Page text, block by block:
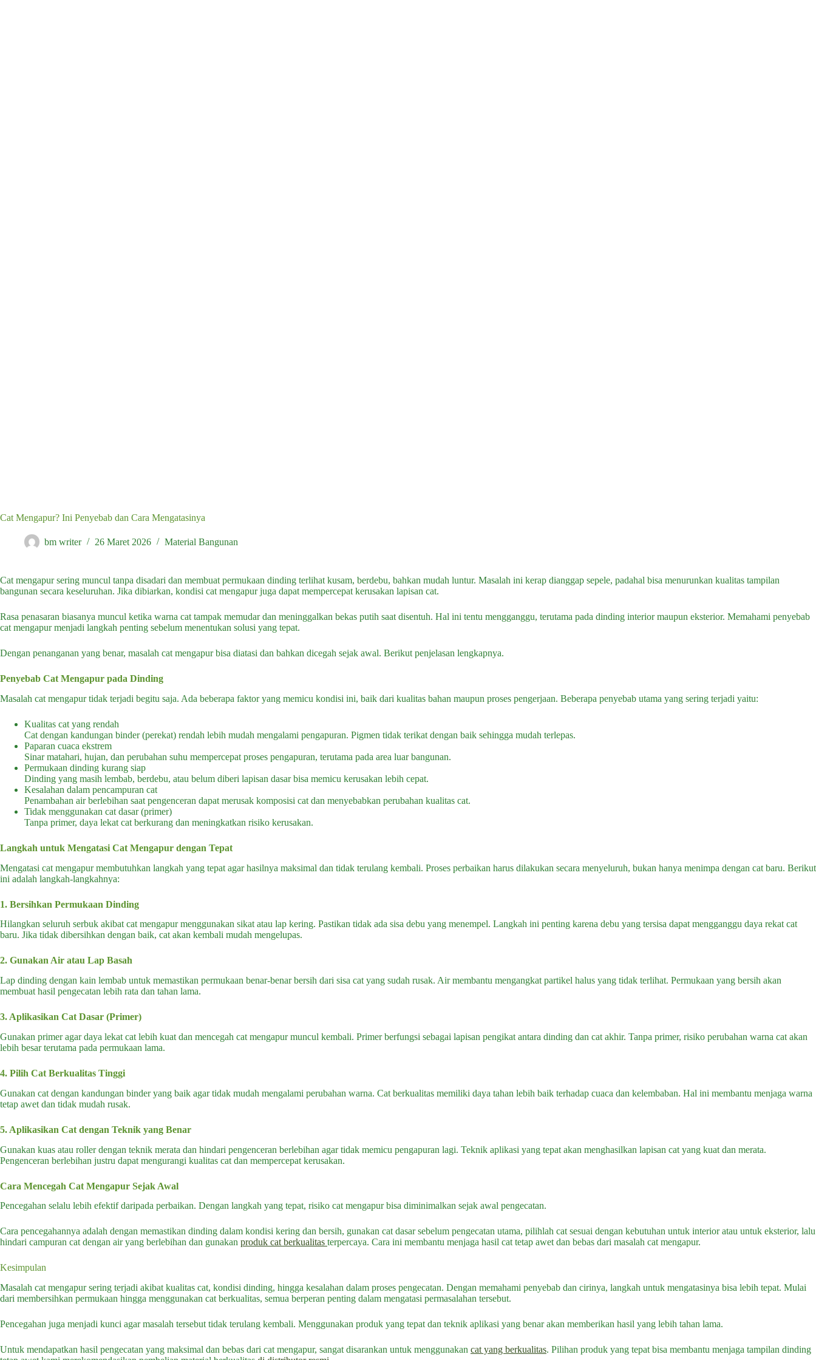
Cat Mengapur? Ini Penyebab dan Cara Mengatasinya
bm writer 26 Maret 2026 Material Bangunan
Cat mengapur sering muncul tanpa disadari dan membuat permukaan dinding terlihat kusam, berdebu, bahkan mudah luntur. Masalah ini kerap dianggap sepele, padahal bisa menurunkan kualitas tampilan
bangunan secara keseluruhan. Jika dibiarkan, kondisi cat mengapur juga dapat mempercepat kerusakan lapisan cat.
Rasa penasaran biasanya muncul ketika warna cat tampak memudar dan meninggalkan bekas putih saat disentuh. Hal ini tentu mengganggu, terutama pada dinding interior maupun eksterior. Memahami penyebab
cat mengapur menjadi langkah penting sebelum menentukan solusi yang tepat.
Dengan penanganan yang benar, masalah cat mengapur bisa diatasi dan bahkan dicegah sejak awal. Berikut penjelasan lengkapnya.
Penyebab Cat Mengapur pada Dinding
Masalah cat mengapur tidak terjadi begitu saja. Ada beberapa faktor yang memicu kondisi ini, baik dari kualitas bahan maupun proses pengerjaan. Beberapa penyebab utama yang sering terjadi yaitu:
Kualitas cat yang rendah
Cat dengan kandungan binder (perekat) rendah lebih mudah mengalami pengapuran. Pigmen tidak terikat dengan baik sehingga mudah terlepas.
Paparan cuaca ekstrem
Sinar matahari, hujan, dan perubahan suhu mempercepat proses pengapuran, terutama pada area luar bangunan.
Permukaan dinding kurang siap
Dinding yang masih lembab, berdebu, atau belum diberi lapisan dasar bisa memicu kerusakan lebih cepat.
Kesalahan dalam pencampuran cat
Penambahan air berlebihan saat pengenceran dapat merusak komposisi cat dan menyebabkan perubahan kualitas cat.
Tidak menggunakan cat dasar (primer)
Tanpa primer, daya lekat cat berkurang dan meningkatkan risiko kerusakan.
Langkah untuk Mengatasi Cat Mengapur dengan Tepat
Mengatasi cat mengapur membutuhkan langkah yang tepat agar hasilnya maksimal dan tidak terulang kembali. Proses perbaikan harus dilakukan secara menyeluruh, bukan hanya menimpa dengan cat baru. Berikut
ini adalah langkah-langkahnya:
1. Bersihkan Permukaan Dinding
Hilangkan seluruh serbuk akibat cat mengapur menggunakan sikat atau lap kering. Pastikan tidak ada sisa debu yang menempel. Langkah ini penting karena debu yang tersisa dapat mengganggu daya rekat cat
baru. Jika tidak dibersihkan dengan baik, cat akan kembali mudah mengelupas.
2. Gunakan Air atau Lap Basah
Lap dinding dengan kain lembab untuk memastikan permukaan benar-benar bersih dari sisa cat yang sudah rusak. Air membantu mengangkat partikel halus yang tidak terlihat. Permukaan yang bersih akan
membuat hasil pengecatan lebih rata dan tahan lama.
3. Aplikasikan Cat Dasar (Primer)
Gunakan primer agar daya lekat cat lebih kuat dan mencegah cat mengapur muncul kembali. Primer berfungsi sebagai lapisan pengikat antara dinding dan cat akhir. Tanpa primer, risiko perubahan warna cat akan
lebih besar terutama pada permukaan lama.
4. Pilih Cat Berkualitas Tinggi
Gunakan cat dengan kandungan binder yang baik agar tidak mudah mengalami perubahan warna. Cat berkualitas memiliki daya tahan lebih baik terhadap cuaca dan kelembaban. Hal ini membantu menjaga warna
tetap awet dan tidak mudah rusak.
5. Aplikasikan Cat dengan Teknik yang Benar
Gunakan kuas atau roller dengan teknik merata dan hindari pengenceran berlebihan agar tidak memicu pengapuran lagi. Teknik aplikasi yang tepat akan menghasilkan lapisan cat yang kuat dan merata.
Pengenceran berlebihan justru dapat mengurangi kualitas cat dan mempercepat kerusakan.
Cara Mencegah Cat Mengapur Sejak Awal
Pencegahan selalu lebih efektif daripada perbaikan. Dengan langkah yang tepat, risiko cat mengapur bisa diminimalkan sejak awal pengecatan.
Cara pencegahannya adalah dengan memastikan dinding dalam kondisi kering dan bersih, gunakan cat dasar sebelum pengecatan utama, pilihlah cat sesuai dengan kebutuhan untuk interior atau untuk eksterior, lalu
hindari campuran cat dengan air yang berlebihan dan gunakan produk cat berkualitas terpercaya. Cara ini membantu menjaga hasil cat tetap awet dan bebas dari masalah cat mengapur.
Kesimpulan
Masalah cat mengapur sering terjadi akibat kualitas cat, kondisi dinding, hingga kesalahan dalam proses pengecatan. Dengan memahami penyebab dan cirinya, langkah untuk mengatasinya bisa lebih tepat. Mulai
dari membersihkan permukaan hingga menggunakan cat berkualitas, semua berperan penting dalam mengatasi permasalahan tersebut.
Pencegahan juga menjadi kunci agar masalah tersebut tidak terulang kembali. Menggunakan produk yang tepat dan teknik aplikasi yang benar akan memberikan hasil yang lebih tahan lama.
Untuk mendapatkan hasil pengecatan yang maksimal dan bebas dari cat mengapur, sangat disarankan untuk menggunakan cat yang berkualitas. Pilihan produk yang tepat bisa membantu menjaga tampilan dinding